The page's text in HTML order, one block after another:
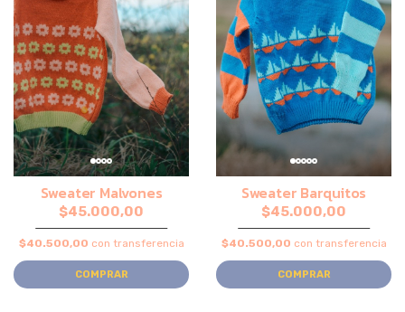
Sweater Malvones
$45.000,00
$40.500,00 con transferencia
COMPRAR
Sweater Barquitos
$45.000,00
$40.500,00 con transferencia
COMPRAR